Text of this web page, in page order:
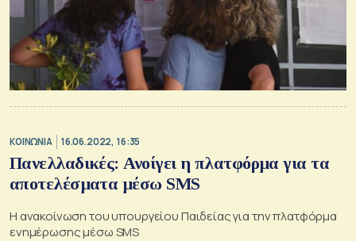
ΚΟΙΝΩΝΙΑ 16.06.2022, 16:35
Πανελλαδικές: Ανοίγει η πλατφόρμα για τα
αποτελέσματα μέσω SMS
Η ανακοίνωση του υπουργείου Παιδείας για την πλατφόρμα
ενημέρωσης μέσω SMS